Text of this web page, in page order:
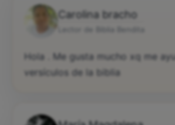
Carolina bracho
Hola . Me gusta mucho xq me
versículos de la biblia